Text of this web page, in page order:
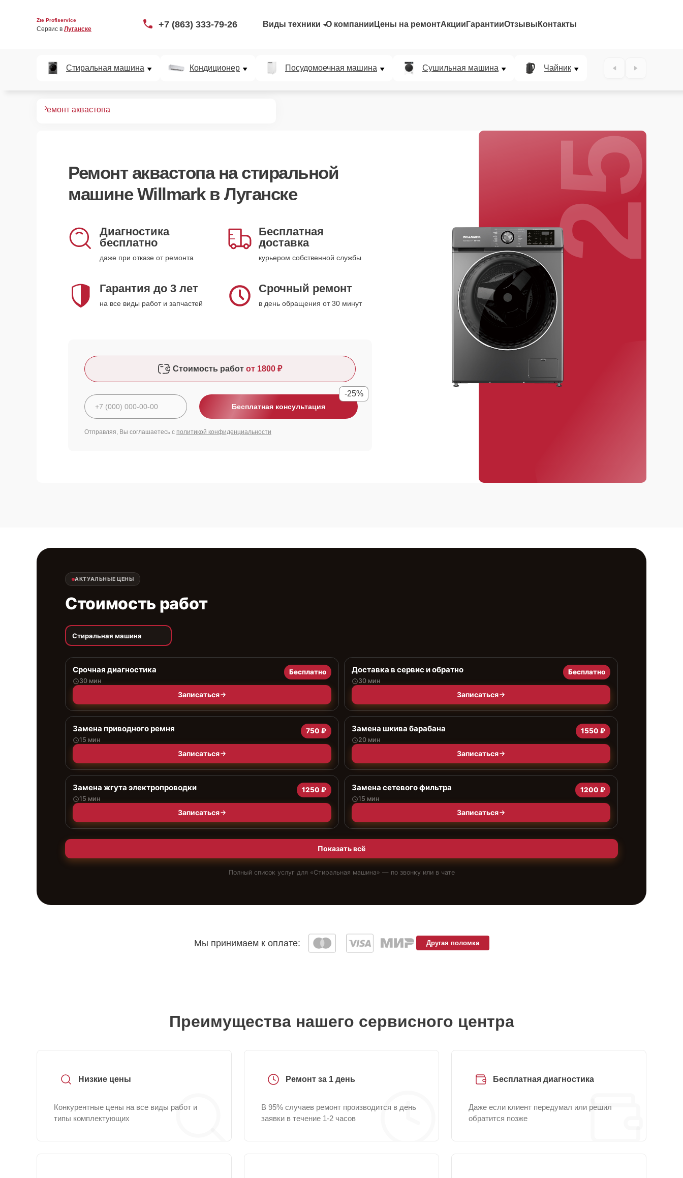
Zte Profiservice
Сервис в Луганске +7 (863) 333-79-26 Виды техники О компании Цены на ремонтАкции ГарантииОтзывы Контакты
Стиральная машина Кондиционер Посудомоечная машина Сушильная машина Чайник
Ремонт аквастопа
Ремонт аквастопана стиральной
машине Willmark в Луганске
Диагностика
бесплатно
даже при отказе от ремонта
Бесплатная
доставка
курьером собственной службы
Гарантия до 3 лет
на все виды работ и запчастей
Срочный ремонт
в день обращения от 30 минут
Стоимость работ от 1800 ₽
Бесплатная консультация
-25%
Отправляя, Вы соглашаетесь с политикой конфиденциальности
25%
АКТУАЛЬНЫЕ ЦЕНЫ
Стоимость работ
Стиральная машина
Срочная диагностика
30 мин
Бесплатно
Записаться
Доставка в сервис и обратно
30 мин
Бесплатно
Записаться
Замена приводного ремня
15 мин
750 ₽
Записаться
Замена шкива барабана
20 мин
1550 ₽
Записаться
Замена жгута электропроводки
15 мин
1250 ₽
Записаться
Замена сетевого фильтра
15 мин
1200 ₽
Записаться
Показать всё
Полный список услуг для «Стиральная машина» — по звонку или в чате
Мы принимаем к оплате: Другая поломка
Преимущества нашего сервисного центра
Низкие цены
Конкурентные цены на все виды работ и
типы комплектующих
Ремонт за 1 день
В 95% случаев ремонт производится в день
заявки в течение 1-2 часов
Бесплатная диагностика
Даже если клиент передумал или решил
обратится позже